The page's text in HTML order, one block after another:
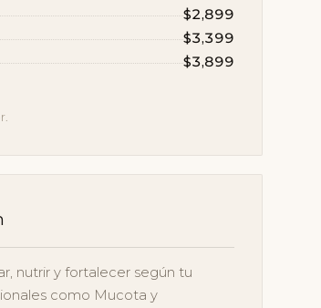
$2,899
$3,399
$3,899
nutrir y fortalecer según tu
como Mucota y